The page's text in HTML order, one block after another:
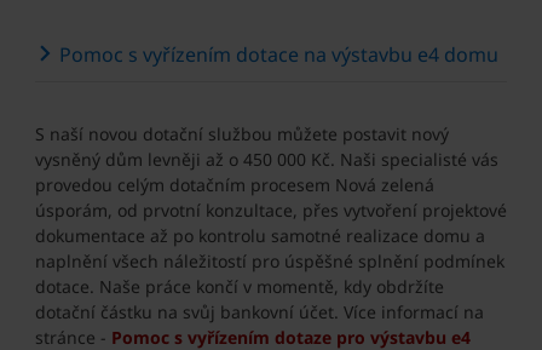
Pomoc s vyřízením dotace na výstavbu e4 domu
S naší novou dotační službou můžete postavit nový
vysněný dům levněji až o 450 000 Kč. Naši specialisté vás
provedou celým dotačním procesem Nová zelená
úsporám, od prvotní konzultace, přes vytvoření projektové
dokumentace až po kontrolu samotné realizace domu a
naplnění všech náležitostí pro úspěšné splnění podmínek
dotace. Naše práce končí v momentě, kdy obdržíte
dotační částku na svůj bankovní účet. Více informací na
stránce - Pomoc s vyřízením dotaze pro výstavbu e4